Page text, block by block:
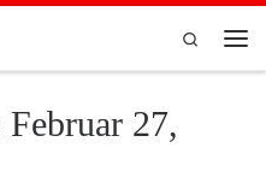
Search
Februar 27,